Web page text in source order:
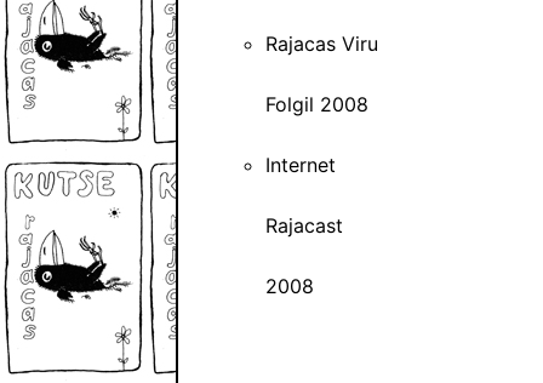
Rajacas Viru
Folgil 2008
Internet
Rajacast
2008